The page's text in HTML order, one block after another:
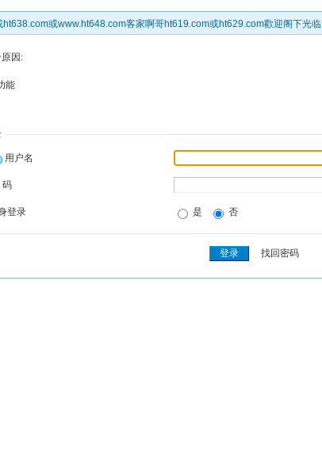
或www.ht648.com客家啊哥ht619.com或ht629.com歡迎阁下光临
因:
能
用户名
登录 是 否
找回密码